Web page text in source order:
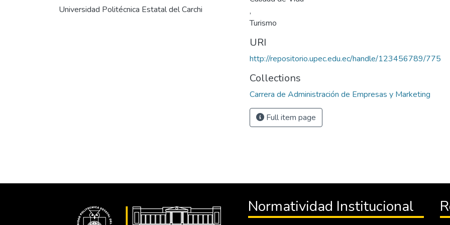
Universidad Politécnica Estatal del Carchi
,
Turismo
URI
http://repositorio.upec.edu.ec/handle/123456789/775
Collections
Carrera de Administración de Empresas y Marketing
Full item page
Normatividad Institucional